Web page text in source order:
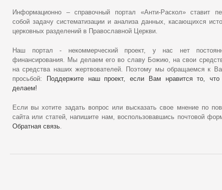
Информационно – справочный портал «Анти-Раскол» ставит
собой задачу систематизации и анализа данных, касающихся
церковных разделений в Православной Церкви.
Наш портал - некоммерческий проект, у нас нет
финансирования. Мы делаем его во славу Божию, на свои
на средства наших жертвователей. Поэтому мы обращаемся к
просьбой:
Поддержите наш проект, если Вам нравится то,
делаем!
Если вы хотите задать вопрос или высказать свое мнение по
сайта или статей, напишите нам, воспользовавшись почтовой
Обратная связь.